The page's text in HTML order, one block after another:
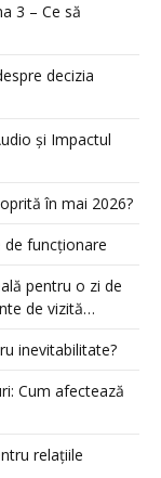
3 – Ce să
decizia
și Impactul
în mai 2026?
de funcționare
pentru o zi de
de vizită…
inevitabilitate?
Cum afectează
relațiile